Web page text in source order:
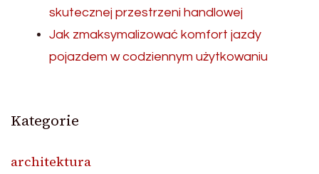
skutecznej przestrzeni handlowej
Jak zmaksymalizować komfort jazdy
pojazdem w codziennym użytkowaniu
Kategorie
architektura